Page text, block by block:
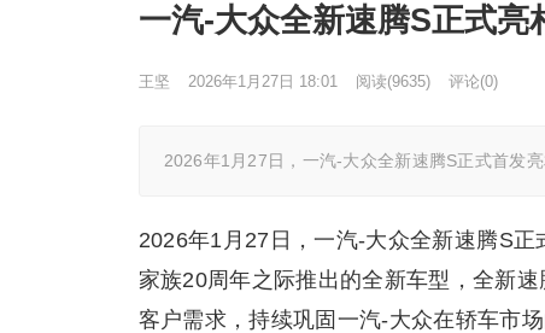
一汽-大众全新速腾S正式亮
王坚 2026年1月27日 18:01 阅读(9635) 评论(0)
2026年1月27日，一汽-大众全新速腾S正式首发
2026年1月27日，一汽-大众全新速腾S
家族20周年之际推出的全新车型，全新
客户需求，持续巩固一汽-大众在轿车市场